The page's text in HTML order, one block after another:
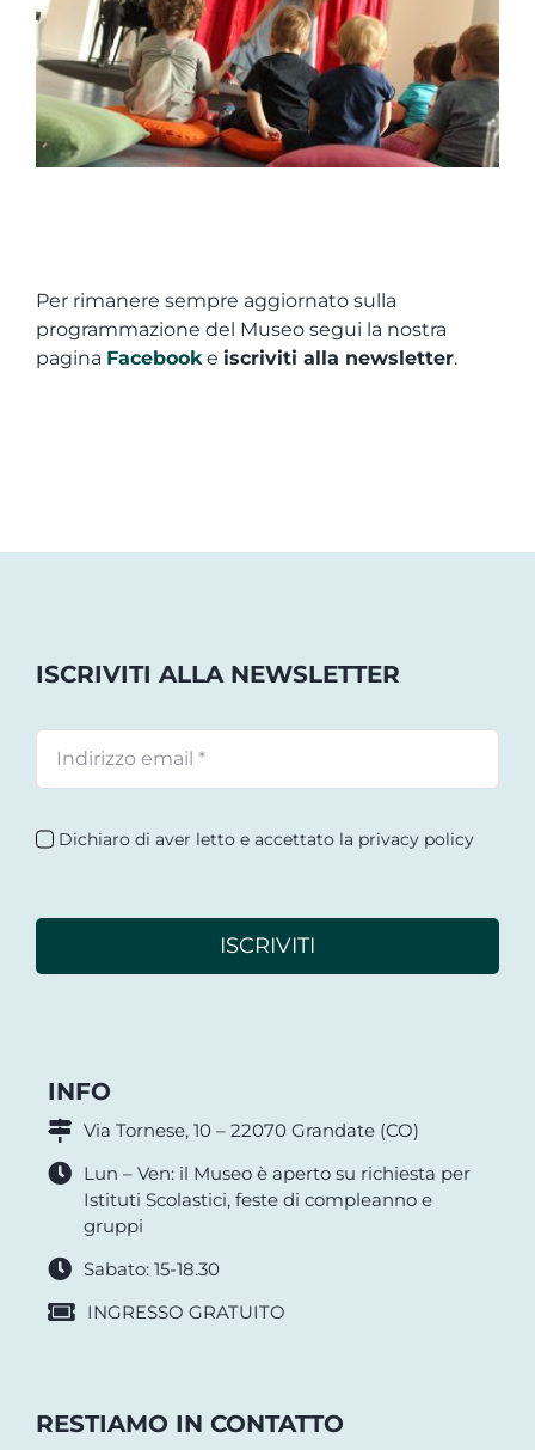
Per rimanere sempre aggiornato sulla
programmazione del Museo segui la nostra
pagina Facebooke iscriviti alla newsletter.
ISCRIVITI ALLA NEWSLETTER
Dichiaro di aver letto e accettato la privacy policy
ISCRIVITI
INFO
Via Tornese, 10 – 22070 Grandate (CO)
Lun – Ven: il Museo è aperto su richiesta per
Istituti Scolastici, feste di compleanno e
gruppi
Sabato: 15-18.30
INGRESSO GRATUITO
RESTIAMO IN CONTATTO